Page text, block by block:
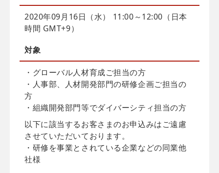
2020年09月16日（水） 11:00～12:00（日本
時間 GMT+9）
対象
・グローバル人材育成ご担当の方
・人事部、人材開発部門の研修企画ご担当の
方
・組織開発部門等でダイバーシティ担当の方
以下に該当するお客さまのお申込みはご遠慮
させていただいております。
・研修を事業とされている企業などの同業他
社様